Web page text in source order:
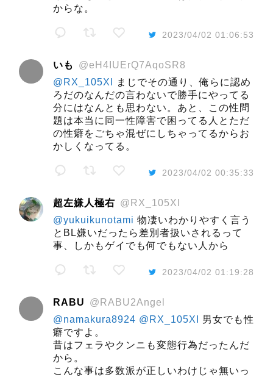
からな。
2023/04/02 01:06:53
いも
@eH4IUErQ7AqoSR8
@RX_105XI
まじでその通り、俺らに認め
ろだのなんだの言わないで勝手にやってる
分にはなんとも思わない。あと、この性問
題は本当に同一性障害で困ってる人とただ
の性癖をごちゃ混ぜにしちゃってるからお
かしくなってる。
2023/04/02 00:35:33
超左嫌人極右 @RX_105XI
@yukuikunotami 物凄いわかりやすく言う
とBL嫌いだったら差別者扱いされるって
事、しかもゲイでも何でもない人から
2023/04/02 01:19:28
RABU
@RABU2Angel
@namakura8924 @RX_105XI
男女でも性
癖ですよ。
昔はフェラやクンニも変態行為だったんだ
から。
こんな事は多数派が正しいわけじゃ無いっ